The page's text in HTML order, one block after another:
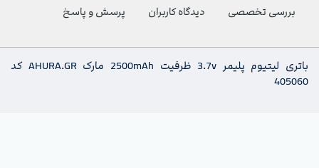
بررسی تخصصی دیدگاه کاربران پرسش و پاسخ
باتری لیتیوم پلیمر 3.7v ظرفیت 2500mAh مارک AHURA.GR کد
405060